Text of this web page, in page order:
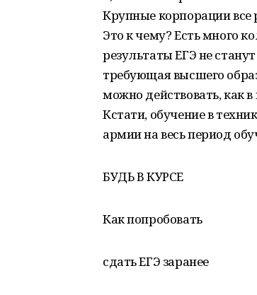
Крупные корпорации
Это к чему? Есть много
результаты ЕГЭ не
требующая высшего
можно действовать, как в
Кстати, обучение в
армии на весь период
БУДЬ В КУРСЕ
Как попробовать
сдать ЕГЭ заранее